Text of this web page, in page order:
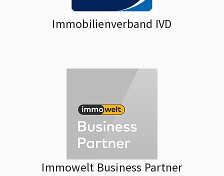
Immobilienverband IVD
Immowelt Business Partner